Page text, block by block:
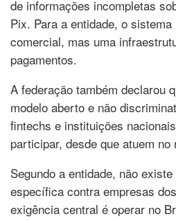
de informações incompletas
Pix. Para a entidade, o
comercial, mas uma
pagamentos.
A federação também declarou
modelo aberto e não
fintechs e instituições
participar, desde que atuem
Segundo a entidade, não
específica contra empresas
exigência central é operar no